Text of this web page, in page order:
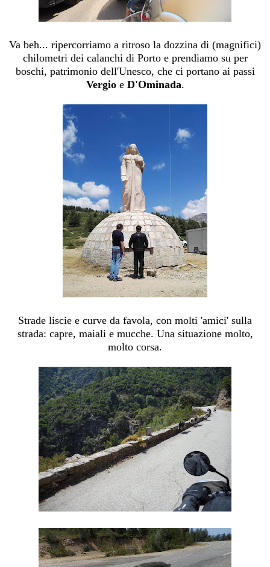
Va beh... ripercorriamo a ritroso la dozzina di (magnifici)
chilometri dei calanchi di Porto e prendiamo su per
boschi, patrimonio dell'Unesco, che ci portano ai passi
Vergioe D'Ominada.
Strade liscie e curve da favola, con molti 'amici' sulla
strada: capre, maiali e mucche. Una situazione molto,
molto corsa.